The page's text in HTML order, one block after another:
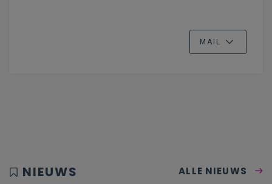
MAIL
NIEUWS ALLE NIEUWS